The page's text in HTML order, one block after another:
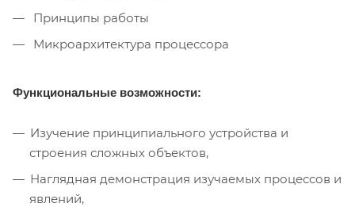
Принципы работы
Микроархитектура процессора
Функциональные возможности:
Изучение принципиального устройства и
строения сложных объектов,
Наглядная демонстрация изучаемых процессов и
явлений,